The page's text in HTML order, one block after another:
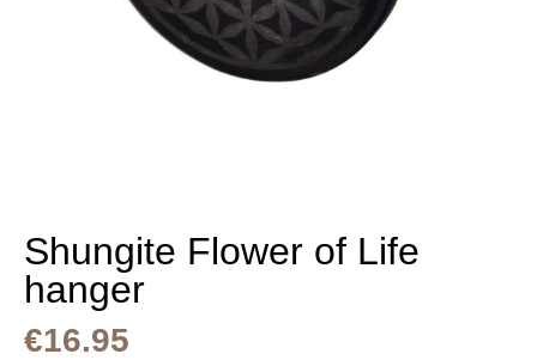
Shungite Flower of Life
hanger
€16.95